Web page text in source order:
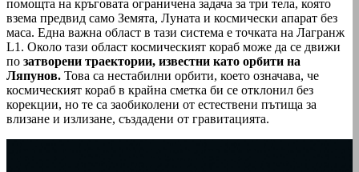
помощта на кръговата ограничена задача за три тела, която
взема предвид само Земята, Луната и космически апарат без
маса. Една важна област в тази система е точката на Лагранж
L1. Около тази област космическият кораб може да се движи
по затворени траектории, известни като орбити на
Ляпунов. Това са нестабилни орбити, което означава, че
космическият кораб в крайна сметка би се отклонил без
корекции, но те са заобиколени от естествени пътища за
влизане и излизане, създадени от гравитацията.